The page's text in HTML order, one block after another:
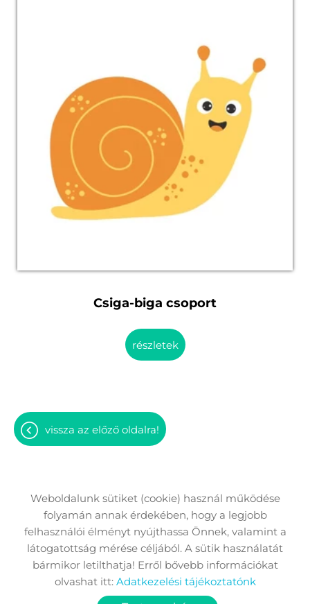
Csiga-biga csoport
részletek
vissza az előző oldalra!
Oldal információk
Adatkezelési tájékoztató
Impresszum
Sütik kezelése
Akadálymentesítési nyilatkozat
Weboldalunk sütiket (cookie) használ működése
folyamán annak érdekében, hogy a legjobb
felhasználói élményt nyújthassa Önnek, valamint a
látogatottság mérése céljából. A sütik használatát
bármikor letilthatja! Erről bővebb információkat
olvashat itt: Adatkezelési tájékoztatónk